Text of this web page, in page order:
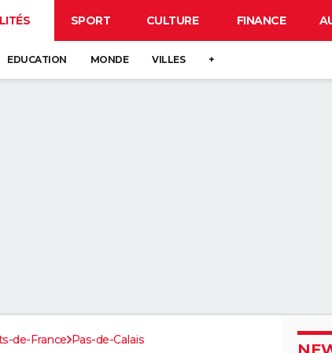
SPORT CULTURE FINANCE
EDUCATION MONDE VILLES +
de-France Pas-de-Calais